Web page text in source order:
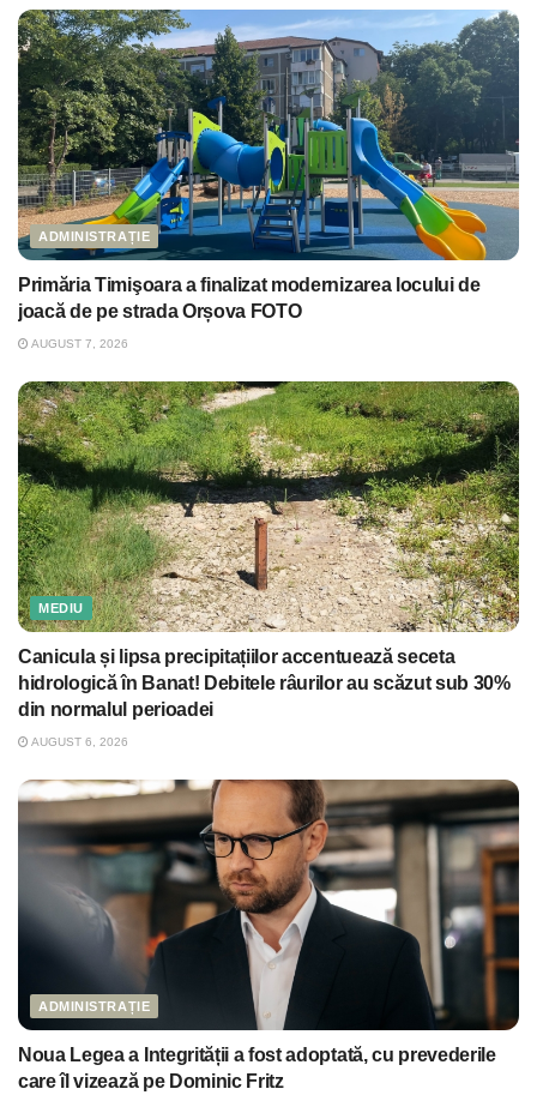
ADMINISTRAȚIE
Primăria Timişoara a finalizat modernizarea locului de
joacă de pe strada Orșova FOTO
AUGUST 7, 2026
MEDIU
Canicula și lipsa precipitațiilor accentuează seceta
hidrologică în Banat! Debitele râurilor au scăzut sub 30%
din normalul perioadei
AUGUST 6, 2026
ADMINISTRAȚIE
Noua Legea a Integrității a fost adoptată, cu prevederile
care îl vizează pe Dominic Fritz